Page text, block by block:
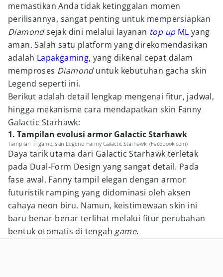
memastikan Anda tidak ketinggalan momen
perilisannya, sangat penting untuk mempersiapkan
Diamondsejak dini melalui layanan top upML yang
aman. Salah satu platform yang direkomendasikan
adalah Lapakgaming, yang dikenal cepat dalam
memproses Diamonduntuk kebutuhan gacha skin
Legend seperti ini.
Berikut adalah detail lengkap mengenai fitur, jadwal,
hingga mekanisme cara mendapatkan skin Fanny
Galactic Starhawk:
1. Tampilan evolusi armor Galactic Starhawk
Tampilan in game, skin Legend Fanny Galactic Starhawk. (Facebook.com)
Daya tarik utama dari Galactic Starhawk terletak
pada Dual-Form Design yang sangat detail. Pada
fase awal, Fanny tampil elegan dengan armor
futuristik ramping yang didominasi oleh aksen
cahaya neon biru. Namun, keistimewaan skin ini
baru benar-benar terlihat melalui fitur perubahan
bentuk otomatis di tengah game.